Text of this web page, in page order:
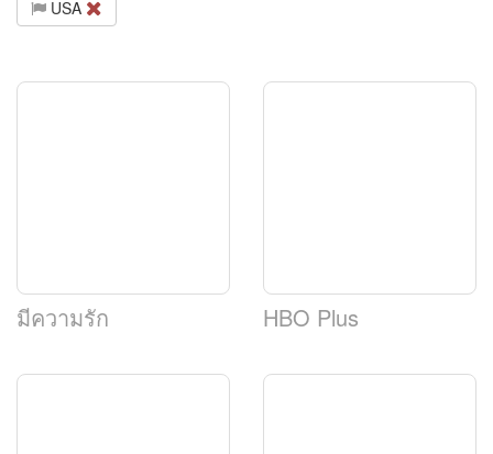
USA
มีความรัก HBO Plus